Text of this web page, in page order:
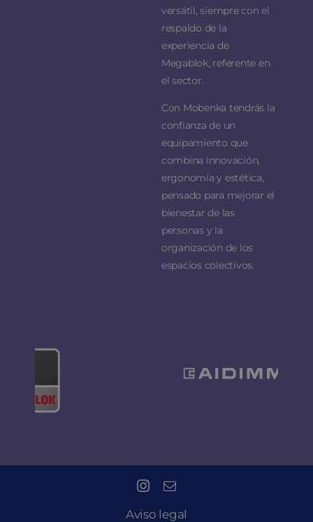
versátil, siempre con el
respaldo de la
experiencia de
Megablok, referente en
el sector.
Con Mobenka tendrás la
confianza de un
equipamiento que
combina innovación,
ergonomía y estética,
pensado para mejorar el
bienestar de las
personas y la
organización de los
espacios colectivos.
Aviso legal